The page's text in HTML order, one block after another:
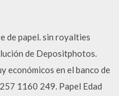
de papel. sin royalties
de Depositphotos.
económicos en el banco de
1160 249. Papel Edad